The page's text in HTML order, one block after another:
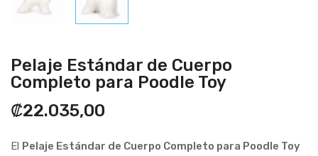
Pelaje Estándar de Cuerpo
Completo para Poodle Toy
₡22.035,00
El Pelaje Estándar de Cuerpo Completo para Poodle Toy